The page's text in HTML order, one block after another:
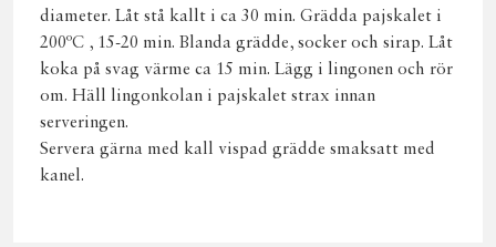
diameter. Låt stå kallt i ca 30 min. Grädda pajskalet i
200ºC , 15-20 min. Blanda grädde, socker och sirap. Låt
koka på svag värme ca 15 min. Lägg i lingonen och rör
om. Häll lingonkolan i pajskalet strax innan
serveringen.
Servera gärna med kall vispad grädde smaksatt med
kanel.